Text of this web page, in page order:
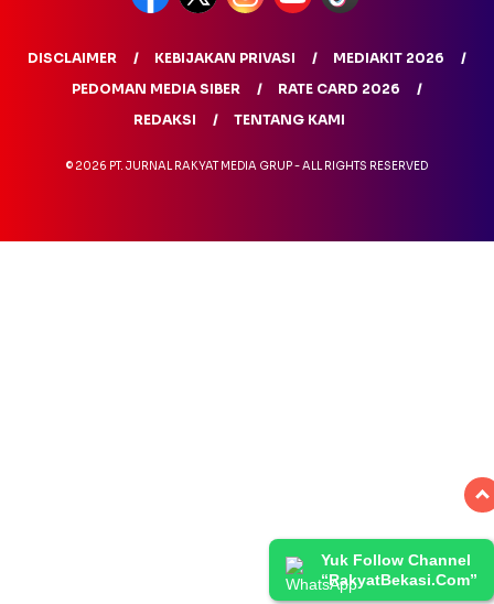
Yuk Follow Channel
“RakyatBekasi.Com”
DISCLAIMER KEBIJAKAN PRIVASI
MEDIAKIT 2026
PEDOMAN MEDIA SIBER
RATE CARD 2026
REDAKSI
TENTANG KAMI
© 2026 PT. JURNAL RAKYAT MEDIA GRUP - ALL RIGHTS RESERVED